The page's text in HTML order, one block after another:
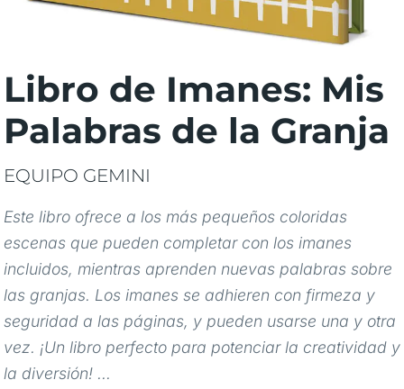
Libro de Imanes: Mis
Palabras de la Granja
EQUIPO GEMINI
Este libro ofrece a los más pequeños coloridas
escenas que pueden completar con los imanes
incluidos, mientras aprenden nuevas palabras sobre
las granjas. Los imanes se adhieren con firmeza y
seguridad a las páginas, y pueden usarse una y otra
vez. ¡Un libro perfecto para potenciar la creatividad y
la diversión! ...